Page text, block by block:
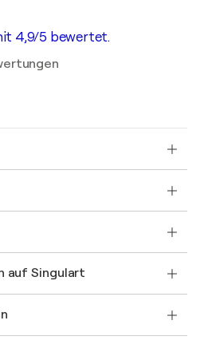
4,9/5 bewertet.
Handelsprogramms
auf Singulart